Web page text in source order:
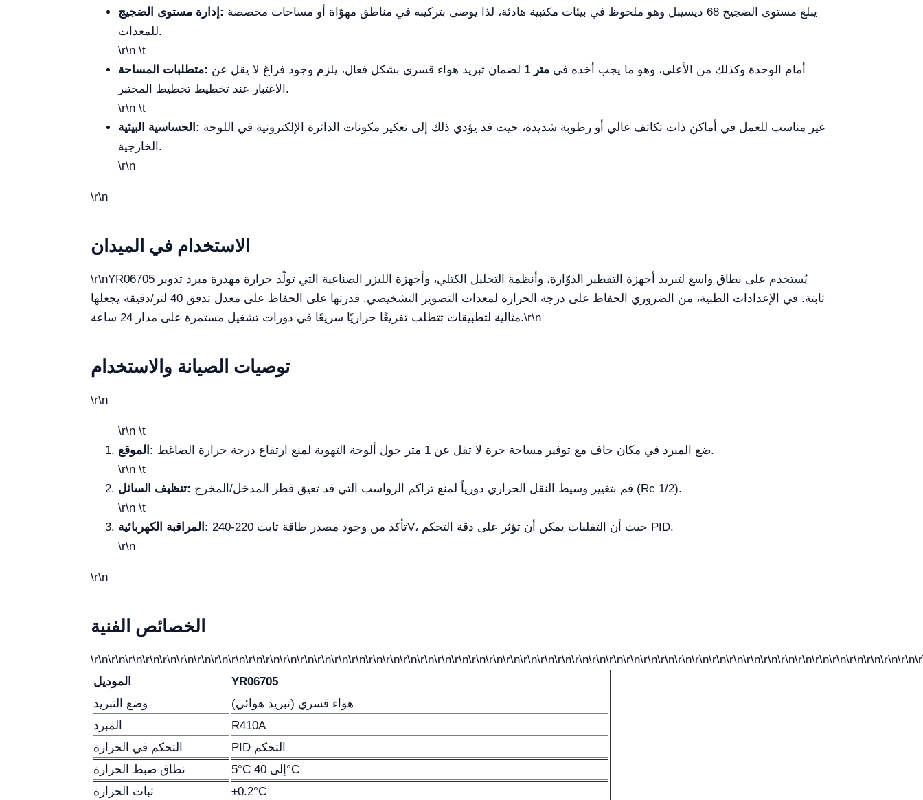
إدارة مستوى الضجيج:
للمعدات.
\r\n \t
متطلبات المساحة:
1 متر
الاعتبار عند تخطيط تخطيط المختبر.
\r\n \t
الحساسية البيئية:
الخارجية.
\r\n
\r\n
الاستخدام في الميدان
\r\n YR06705 مبرد تدوير
ثابتة. في الإعدادات الطبية، من الضروري الحفاظ على درجة الحرارة لمعدات التصوير التشخيصي. قدرتها على الحفاظ على معدل تدفق 40 لتر/دقيقة يجعلها
مثالية لتطبيقات تتطلب تفريغًا حراريًا سريعًا في دورات تشغيل مستمرة على مدار 24 ساعة.\r\n
توصيات الصيانة والاستخدام
\r\n
\r\n \t
الموقع:
ضع المبرد في مكان جاف مع توفير مساحة حرة لا تقل عن 1 متر حول ألوحة التهوية لمنع ارتفاع درجة حرارة الضاغط.
\r\n \t
تنظيف السائل:
قم بتغيير وسيط النقل الحراري دورياً لمنع تراكم الرواسب التي قد تعيق قطر المدخل/المخرج (Rc 1/2).
\r\n \t
المراقبة الكهربائية:
تأكد من وجود مصدر طاقة ثابت 220-240V، حيث أن التقلبات يمكن أن تؤثر على دقة التحكم PID.
\r\n
\r\n
الخصائص الفنية
الموديل
YR06705
وضع التبريد
هواء قسري (تبريد هوائي)
المبرد
R410A
التحكم في الحرارة
PID التحكم
نطاق ضبط الحرارة
5°C إلى 40°C
ثبات الحرارة
±0.2°C